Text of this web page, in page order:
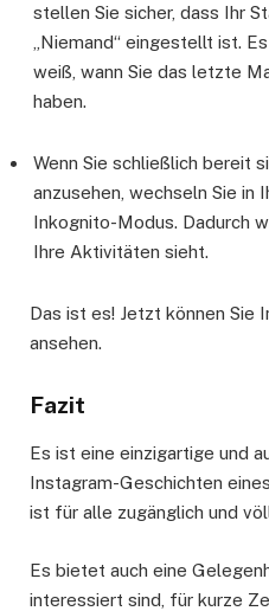
stellen Sie sicher, dass Ihr
„Niemand“ eingestellt ist.
weiß, wann Sie das letzte
haben.
Wenn Sie schließlich bereit
anzusehen, wechseln Sie in
Inkognito-Modus. Dadurch
Ihre Aktivitäten sieht.
Das ist es! Jetzt können Sie
ansehen.
Fazit
Es ist eine einzigartige und
Instagram-Geschichten
ist für alle zugänglich und
Es bietet auch eine
interessiert sind, für kurze